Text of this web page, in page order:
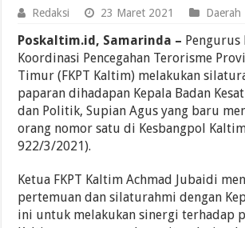
Redaksi 23 Maret 2021 Daerah
Poskaltim.id, Samarinda – Pengurus
Koordinasi Pencegahan Terorisme
Timur (FKPT Kaltim) melakukan
paparan dihadapan Kepala Badan
dan Politik, Supian Agus yang baru
orang nomor satu di Kesbangpol
922/3/2021).
Ketua FKPT Kaltim Achmad Jubaidi
pertemuan dan silaturahmi dengan
ini untuk melakukan sinergi terhadap